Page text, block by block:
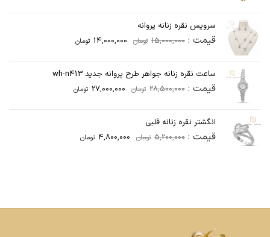
سرویس نقره زنانه پروانه
قیمت : 15,000,000 تومان
قیمت
بود.
14,000,000 تومانقیمت
است.
ساعت نقره زنانه جواهر طرح پروانه جدید wh-n413
قیمت : 28,500,000 تومان
قیمت
27,000,000 تومانقیمت
انگشتر نقره زنانه قلبی
قیمت : 5,200,000 تومان 4,800,000 تومان